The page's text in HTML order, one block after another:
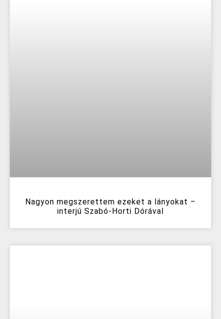
Nagyon megszerettem ezeket a lányokat –
interjú Szabó-Horti Dórával